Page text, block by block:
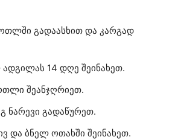
გადაასხით და კარგად
14 დღე შეინახეთ.
შეანჯღრიეთ.
ნარევი გადაწურეთ.
და ბნელ ოთახში შეინახეთ.